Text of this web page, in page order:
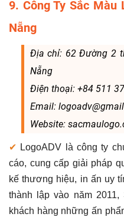
9. Công Ty Sắc Màu
Nẵng
Địa chỉ: 62 Đường 2
Nẵng
Điện thoại: +84 511
Email:
Website:
✔ LogoADV là công ty
cáo, cung cấp giải pháp
kế thương hiệu, in ấn uy
thành lập vào năm
khách hàng những ấn